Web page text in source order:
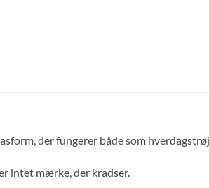
der fungerer både som
intet mærke, der kradser.